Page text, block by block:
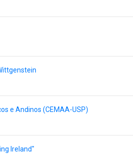
e Andinos (CEMAA-USP)
Ireland"